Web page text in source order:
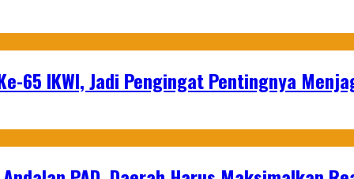
65 IKWI, Jadi Pengingat Pentingnya